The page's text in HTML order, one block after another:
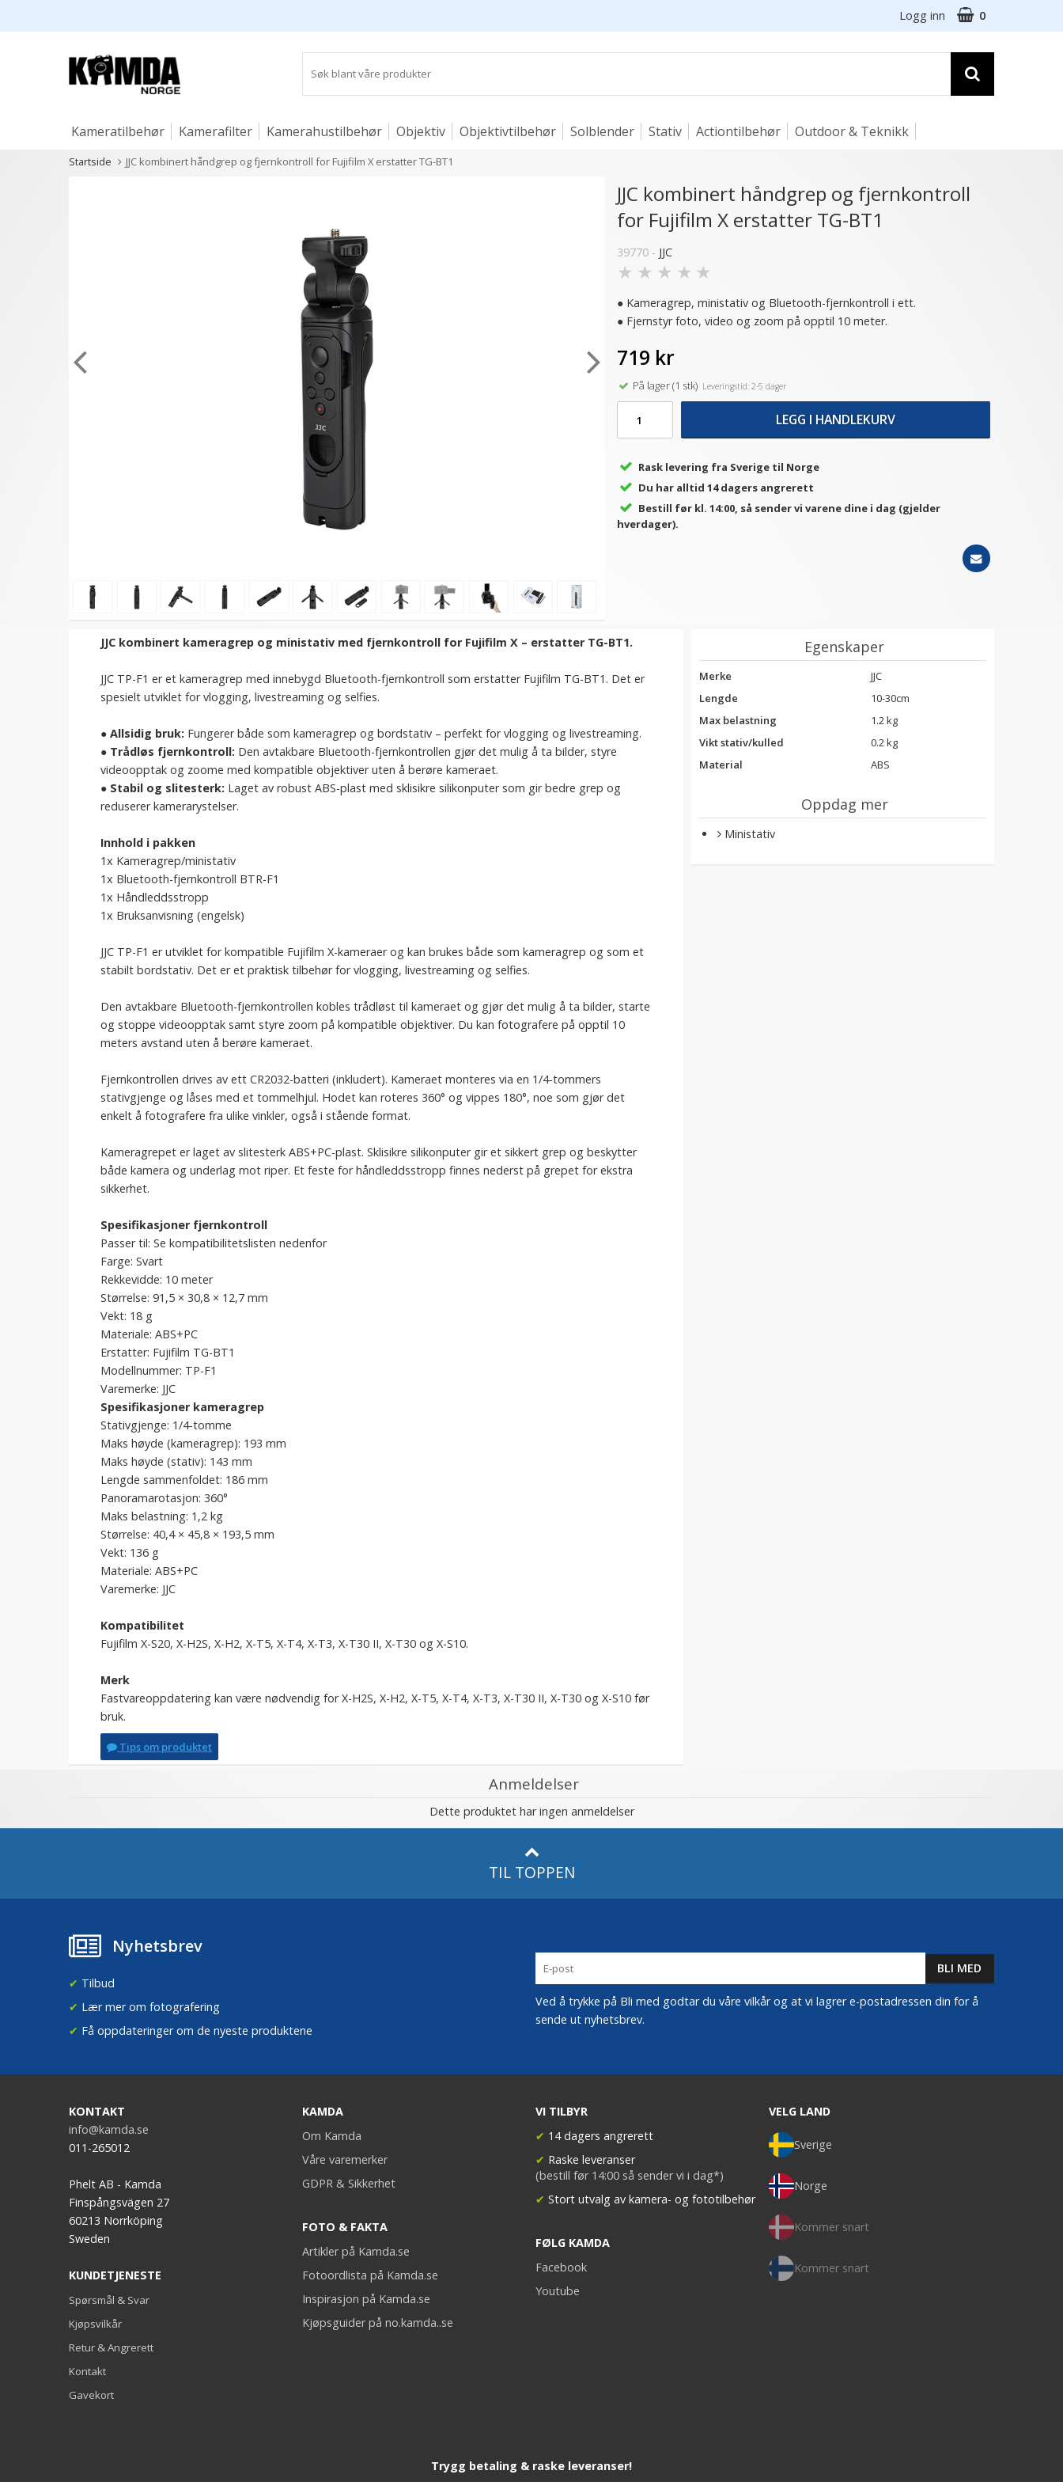
Logg inn 0
Kameratilbehør Kamerafilter Kamerahustilbehør Objektiv Objektivtilbehør Solblender Stativ Actiontilbehør Outdoor & Teknikk
Studio og lys
Startside JJC kombinert håndgrep og fjernkontroll for Fujifilm X erstatter TG-BT1
JJC kombinert håndgrep og fjernkontroll
for Fujifilm X erstatter TG-BT1
39770 - JJC
★ ★ ★ ★ ★
● Kameragrep, ministativ og Bluetooth-fjernkontroll i ett.
● Fjernstyr foto, video og zoom på opptil 10 meter.
719 kr
På lager (1 stk)Leveringstid: 2-5 dager
LEGG I HANDLEKURV
Rask levering fra Sverige til Norge
Du har alltid 14 dagers angrerett
Bestill før kl. 14:00, så sender vi varene dine i dag (gjelder
hverdager).
JJC kombinert kameragrep og ministativ med fjernkontroll for Fujifilm X – erstatter TG-BT1.
JJC TP-F1 er et kameragrep med innebygd Bluetooth-fjernkontroll som erstatter Fujifilm TG-BT1. Det er
spesielt utviklet for vlogging, livestreaming og selfies.
● Allsidig bruk: Fungerer både som kameragrep og bordstativ – perfekt for vlogging og livestreaming.
● Trådløs fjernkontroll: Den avtakbare Bluetooth-fjernkontrollen gjør det mulig å ta bilder, styre
videoopptak og zoome med kompatible objektiver uten å berøre kameraet.
● Stabil og slitesterk: Laget av robust ABS-plast med sklisikre silikonputer som gir bedre grep og
reduserer kamerarystelser.
Innhold i pakken
1x Kameragrep/ministativ
1x Bluetooth-fjernkontroll BTR-F1
1x Håndleddsstropp
1x Bruksanvisning (engelsk)
JJC TP-F1 er utviklet for kompatible Fujifilm X-kameraer og kan brukes både som kameragrep og som et
stabilt bordstativ. Det er et praktisk tilbehør for vlogging, livestreaming og selfies.
Den avtakbare Bluetooth-fjernkontrollen kobles trådløst til kameraet og gjør det mulig å ta bilder, starte
og stoppe videoopptak samt styre zoom på kompatible objektiver. Du kan fotografere på opptil 10
meters avstand uten å berøre kameraet.
Fjernkontrollen drives av ett CR2032-batteri (inkludert). Kameraet monteres via en 1/4-tommers
stativgjenge og låses med et tommelhjul. Hodet kan roteres 360° og vippes 180°, noe som gjør det
enkelt å fotografere fra ulike vinkler, også i stående format.
Kameragrepet er laget av slitesterk ABS+PC-plast. Sklisikre silikonputer gir et sikkert grep og beskytter
både kamera og underlag mot riper. Et feste for håndleddsstropp finnes nederst på grepet for ekstra
sikkerhet.
Spesifikasjoner fjernkontroll
Passer til: Se kompatibilitetslisten nedenfor
Farge: Svart
Rekkevidde: 10 meter
Størrelse: 91,5 × 30,8 × 12,7 mm
Vekt: 18 g
Materiale: ABS+PC
Erstatter: Fujifilm TG-BT1
Modellnummer: TP-F1
Varemerke: JJC
Spesifikasjoner kameragrep
Stativgjenge: 1/4-tomme
Maks høyde (kameragrep): 193 mm
Maks høyde (stativ): 143 mm
Lengde sammenfoldet: 186 mm
Panoramarotasjon: 360°
Maks belastning: 1,2 kg
Størrelse: 40,4 × 45,8 × 193,5 mm
Vekt: 136 g
Materiale: ABS+PC
Varemerke: JJC
Kompatibilitet
Fujifilm X-S20, X-H2S, X-H2, X-T5, X-T4, X-T3, X-T30 II, X-T30 og X-S10.
Merk
Fastvareoppdatering kan være nødvendig for X-H2S, X-H2, X-T5, X-T4, X-T3, X-T30 II, X-T30 og X-S10 før
bruk.
Tips om produktet
Egenskaper
Merke
JJC
Lengde
10-30cm
Max belastning
1.2 kg
Vikt stativ/kulled
0.2 kg
Material
ABS
Oppdag mer
Ministativ
Anmeldelser
Dette produktet har ingen anmeldelser
TIL TOPPEN
Nyhetsbrev
✔ Tilbud
✔ Lær mer om fotografering
✔ Få oppdateringer om de nyeste produktene
Ved å trykke på Bli med godtar du våre vilkår og at vi lagrer e-postadressen din for å
sende ut nyhetsbrev.
KONTAKT
info@kamda.se
011-265012
Phelt AB - Kamda
Finspångsvägen 27
60213 Norrköping
Sweden
KUNDETJENESTE
Spørsmål & Svar
Kjøpsvilkår
Retur & Angrerett
Kontakt
Gavekort
KAMDA
Om Kamda
Våre varemerker
GDPR & Sikkerhet
FOTO & FAKTA
Artikler på Kamda.se
Fotoordlista på Kamda.se
Inspirasjon på Kamda.se
Kjøpsguider på no.kamda..se
VI TILBYR
✔ 14 dagers angrerett
✔ Raske leveranser
(bestill før 14:00 så sender vi i dag*)
✔ Stort utvalg av kamera- og fototilbehør
FØLG KAMDA
Facebook
Youtube
VELG LAND
Sverige
Norge
Kommer snart
Kommer snart
Trygg betaling & raske leveranser!